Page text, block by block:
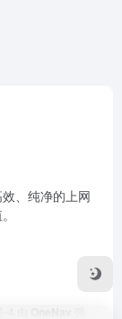
、纯净的上网